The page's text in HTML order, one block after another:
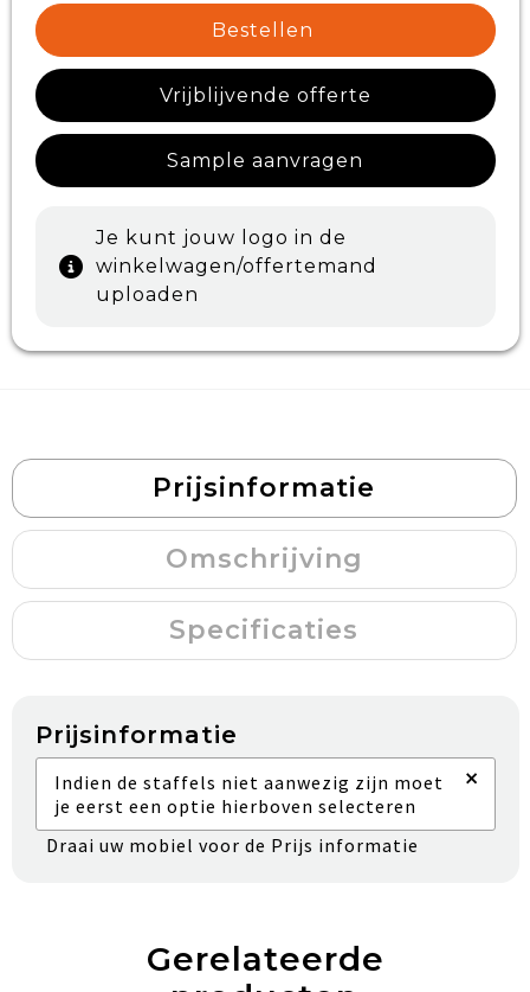
Bestellen
Vrijblijvende offerte
Sample aanvragen
Je kunt jouw logo in de
winkelwagen/offertemand
uploaden
Prijsinformatie
Omschrijving
Specificaties
Prijsinformatie
Indien de staffels niet aanwezig zijn moet
je eerst een optie hierboven selecteren
×
Draai uw mobiel voor de Prijs informatie
Gerelateerde